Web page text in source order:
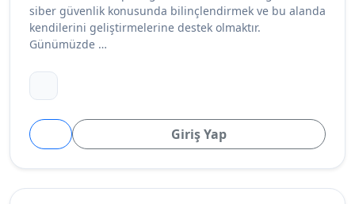
siber güvenlik konusunda bilinçlendirmek ve bu alanda
kendilerini geliştirmelerine destek olmaktır.
Günümüzde …
Giriş Yap